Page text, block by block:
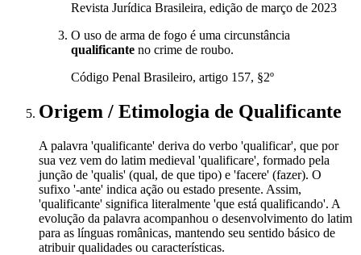
Revista Jurídica Brasileira, edição de março de 2023
O uso de arma de fogo é uma circunstância
qualificante no crime de roubo.
Código Penal Brasileiro, artigo 157, §2º
Origem / Etimologia de Qualificante
A palavra 'qualificante' deriva do verbo 'qualificar', que por
sua vez vem do latim medieval 'qualificare', formado pela
junção de 'qualis' (qual, de que tipo) e 'facere' (fazer). O
sufixo '-ante' indica ação ou estado presente. Assim,
'qualificante' significa literalmente 'que está qualificando'. A
evolução da palavra acompanhou o desenvolvimento do latim
para as línguas românicas, mantendo seu sentido básico de
atribuir qualidades ou características.